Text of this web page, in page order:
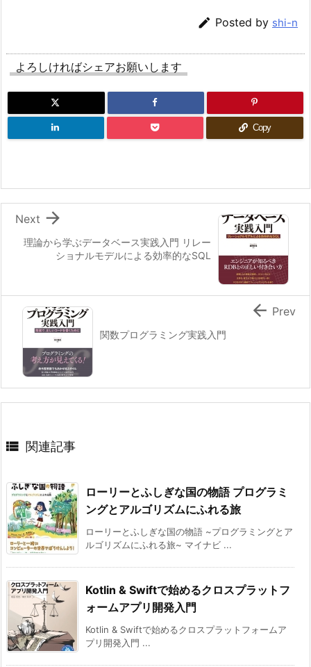
 Posted by shi-n
よろしければシェアお願いします
Copy
理論から学ぶデータベース実践入門 リレー
ショナルモデルによる効率的なSQL

Next
関数プログラミング実践入門
 Prev
 関連記事
ローリーとふしぎな国の物語 プログラミ
ングとアルゴリズムにふれる旅
ローリーとふしぎな国の物語 ~プログラミングとア
ルゴリズムにふれる旅~ マイナビ ...
Kotlin & Swiftで始めるクロスプラットフ
ォームアプリ開発入門
Kotlin & Swiftで始めるクロスプラットフォームア
プリ開発入門 ...